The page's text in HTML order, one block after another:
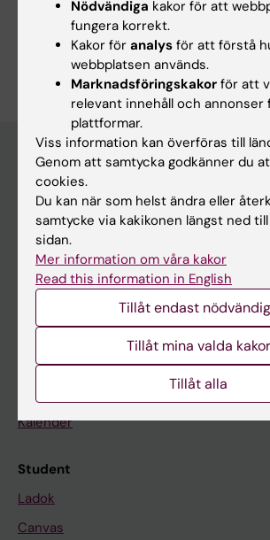
Psykiatri
Tillämpad psykologi
Är du David Mataix Cols?
Redigera din profil
Huvudmeny
Utbildning
Forskarutbildning
Forskning
På gång
Kalender
Student
Ladok
Canvas
Nödvändiga kakor för att
fungera korrekt.
Kakor för analys för att förstå
webbplatsen används.
Marknadsföringskakor för att
relevant innehåll och annonser
plattformar.
Viss information kan överföras till
Genom att samtycka godkänner du
cookies.
Du kan när som helst ändra eller
samtycke via kakikonen längst ned
sidan.
Mer information om våra kakor
Read this information in English
Tillåt endast
Tillåt mina valda kakor
Tillåt alla